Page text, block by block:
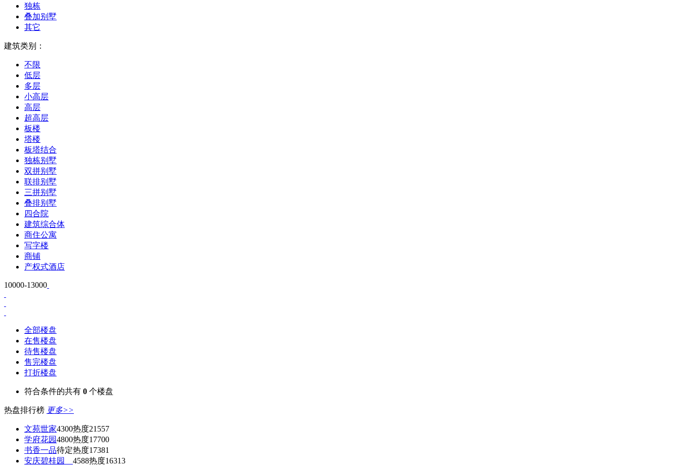
独栋
叠加别墅
其它
建筑类别：
不限
低层
多层
小高层
高层
超高层
板楼
塔楼
板塔结合
独栋别墅
双拼别墅
联排别墅
三拼别墅
叠排别墅
四合院
建筑综合体
商住公寓
写字楼
商铺
产权式酒店
10000-13000
全部楼盘
在售楼盘
待售楼盘
售完楼盘
打折楼盘
符合条件的共有 0 个楼盘
热盘排行榜 更多>>
文苑世家4300热度21557
学府花园4800热度17700
书香一品待定热度17381
安庆碧桂园 4588热度16313